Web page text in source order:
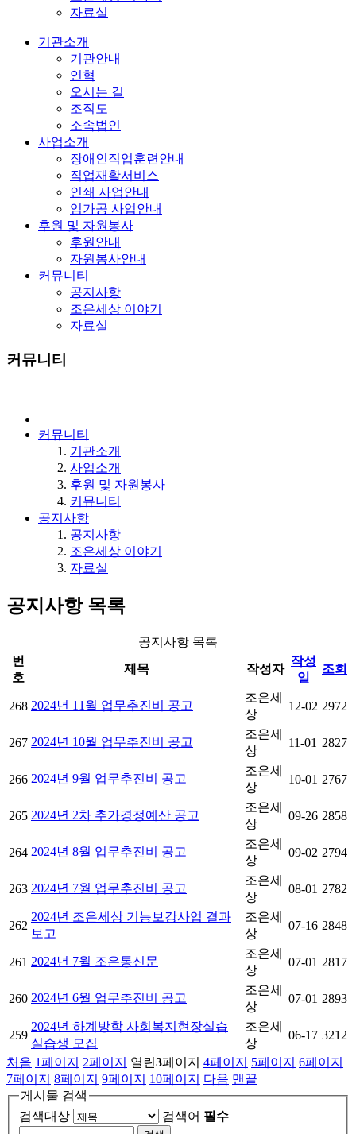
자료실
기관소개
기관안내
연혁
오시는 길
조직도
소속법인
사업소개
장애인직업훈련안내
직업재활서비스
인쇄 사업안내
임가공 사업안내
후원 및 자원봉사
후원안내
자원봉사안내
커뮤니티
공지사항
조은세상 이야기
자료실
커뮤니티
커뮤니티
기관소개
사업소개
후원 및 자원봉사
커뮤니티
공지사항
공지사항
조은세상 이야기
자료실
공지사항목록
공지사항 목록
번
호
제목 작성자
작성
일
조회
268 2024년 11월 업무추진비 공고
조은세
상
12-02 2972
267 2024년 10월 업무추진비 공고
조은세
상
11-01 2827
266 2024년 9월 업무추진비 공고
조은세
상
10-01 2767
265 2024년 2차 추가경정예산 공고
조은세
상
09-26 2858
264 2024년 8월 업무추진비 공고
조은세
상
09-02 2794
263 2024년 7월 업무추진비 공고
조은세
상
08-01 2782
262
2024년 조은세상 기능보강사업 결과
보고
조은세
상
07-16 2848
261 2024년 7월 조은통신문
조은세
상
07-01 2817
260 2024년 6월 업무추진비 공고
조은세
상
07-01 2893
259
2024년 하계방학 사회복지현장실습
실습생 모집
조은세
상
06-17 3212
처음 1페이지 2페이지 열린3페이지 4페이지 5페이지 6페이지
7페이지 8페이지 9페이지 10페이지 다음 맨끝
게시물 검색
검색대상
검색어 필수